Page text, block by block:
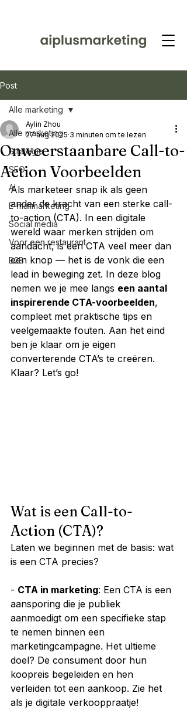
Post
Alle marketing
Strategie
SEO
AI
E-mailmarketing
Social media
Voor een restaurant
B2B
Alle marketing
Onweerstaanbare Call-to-
Action Voorbeelden
Aylin Zhou
27 aug 2025 3 minuten om te lezen
Als marketeer snap ik als geen
ander de kracht van een sterke call-
to-action (CTA). In een digitale
wereld waar merken strijden om
aandacht, is een CTA veel meer dan
een knop — het is de vonk die een
lead in beweging zet. In deze blog
nemen we je mee langs een aantal
inspirerende CTA-voorbeelden,
compleet met praktische tips en
veelgemaakte fouten. Aan het eind
ben je klaar om je eigen
converterende CTA’s te creëren.
Klaar? Let’s go!
Wat is een Call-to-
Action (CTA)?
Laten we beginnen met de basis: wat
is een CTA precies?
- CTA in marketing: Een CTA is een
aansporing die je publiek
aanmoedigt om een specifieke stap
te nemen binnen een
marketingcampagne. Het ultieme
doel? De consument door hun
koopreis begeleiden en hen
verleiden tot een aankoop. Zie het
als je digitale verkooppraatje!